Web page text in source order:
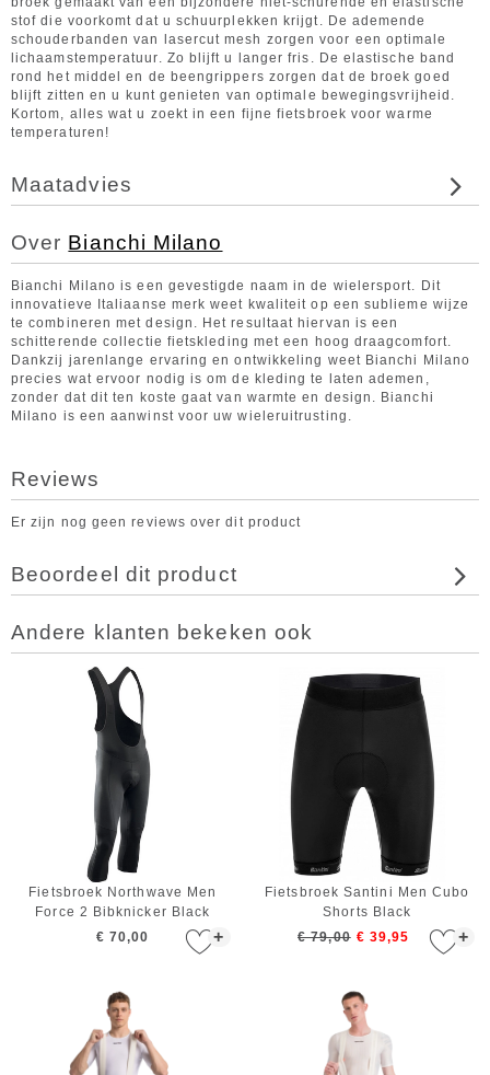
stof die voorkomt dat u schuurplekken krijgt. De ademende
schouderbanden van lasercut mesh zorgen voor een optimale
lichaamstemperatuur. Zo blijft u langer fris. De elastische band
rond het middel en de beengrippers zorgen dat de broek goed
blijft zitten en u kunt genieten van optimale bewegingsvrijheid.
Kortom, alles wat u zoekt in een fijne fietsbroek voor warme
temperaturen!
Maatadvies
Over Bianchi Milano
Bianchi Milano is een gevestigde naam in de wielersport. Dit
innovatieve Italiaanse merk weet kwaliteit op een sublieme wijze
te combineren met design. Het resultaat hiervan is een
schitterende collectie fietskleding met een hoog draagcomfort.
Dankzij jarenlange ervaring en ontwikkeling weet Bianchi Milano
precies wat ervoor nodig is om de kleding te laten ademen,
zonder dat dit ten koste gaat van warmte en design. Bianchi
Milano is een aanwinst voor uw wieleruitrusting.
Reviews
Er zijn nog geen reviews over dit product
Beoordeel dit product
Andere klanten bekeken ook
+
Fietsbroek Northwave Men
Force 2 Bibknicker Black
€ 70,00
+
Fietsbroek Santini Men Cubo
Shorts Black
€ 79,00 € 39,95